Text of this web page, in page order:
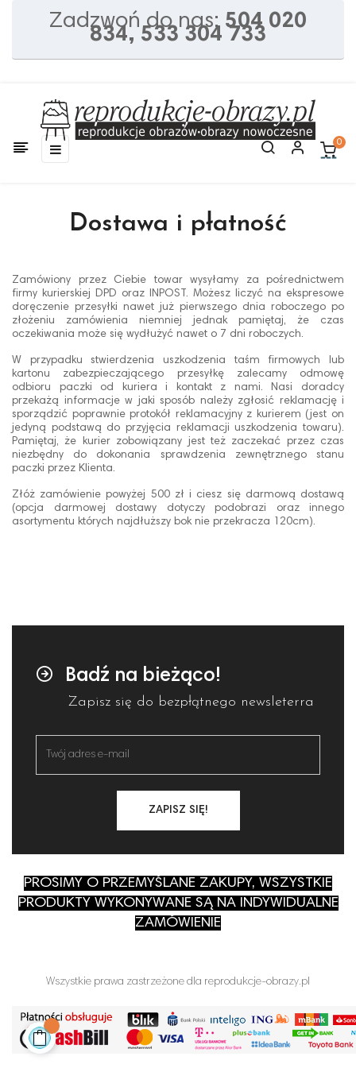
Zadzwoń do nas: 504 020
834, 533 304 733
Toggle
navigation
☰ 0
Dostawa i płatność
Zamówiony przez Ciebie towar wysyłamy za pośrednictwem
firmy kurierskiej DPD oraz INPOST. Możesz liczyć na ekspresowe
doręczenie przesyłki nawet już pierwszego dnia roboczego po
złożeniu zamówienia niemniej jednak pamiętaj, że czas
oczekiwania może się wydłużyć nawet o 7 dni roboczych.
W przypadku stwierdzenia uszkodzenia taśm firmowych lub
kartonu zabezpieczającego przesyłkę zalecamy odmowę
odbioru paczki od kuriera i kontakt z nami. Nasi doradcy
przekażą informacje w jaki sposób należy zgłosić reklamację i
sporządzić poprawnie protokół reklamacyjny z kurierem (jest on
jedyną podstawą do przyjęcia reklamacji uszkodzenia towaru).
Pamiętaj, że kurier zobowiązany jest też zaczekać przez czas
niezbędny do dokonania sprawdzenia zewnętrznego stanu
paczki przez Klienta.
Złóż zamówienie powyżej 500 zł i ciesz się darmową dostawą
(opcja darmowej dostawy dotyczy podobrazi oraz innego
asortymentu których najdłuższy bok nie przekracza 120cm).
Badź na bieżąco!
Zapisz się do bezpłątnego newsleterra
ZAPISZ SIĘ!
PROSIMY O PRZEMYŚLANE ZAKUPY, WSZYSTKIE
PRODUKTY WYKONYWANE SĄ NA INDYWIDUALNE
ZAMÓWIENIE
Wszystkie prawa zastrzeżone dla reprodukcje-obrazy.pl